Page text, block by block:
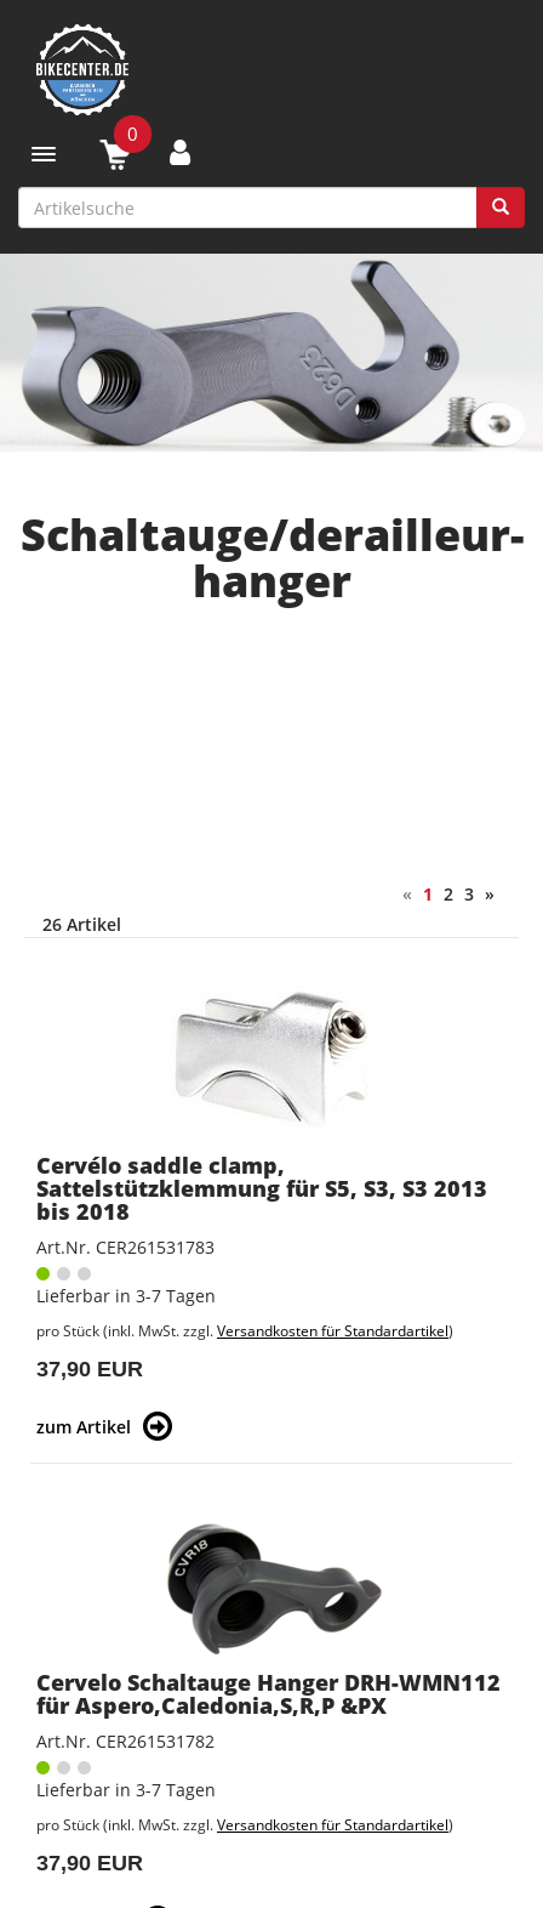
Toggle navigation
0
Schaltauge/derailleur-
hanger
« 1 2 3 »
26 Artikel
Cervélo saddle clamp,
Sattelstützklemmung für S5, S3, S3 2013
bis 2018
Art.Nr. CER261531783
Lieferbar in 3-7 Tagen
pro Stück (inkl. MwSt. zzgl.Versandkosten für Standardartikel)
37,90 EUR
zum Artikel
Cervelo Schaltauge Hanger DRH-WMN112
für Aspero,Caledonia,S,R,P &PX
Art.Nr. CER261531782
Lieferbar in 3-7 Tagen
pro Stück (inkl. MwSt. zzgl.Versandkosten für Standardartikel)
37,90 EUR